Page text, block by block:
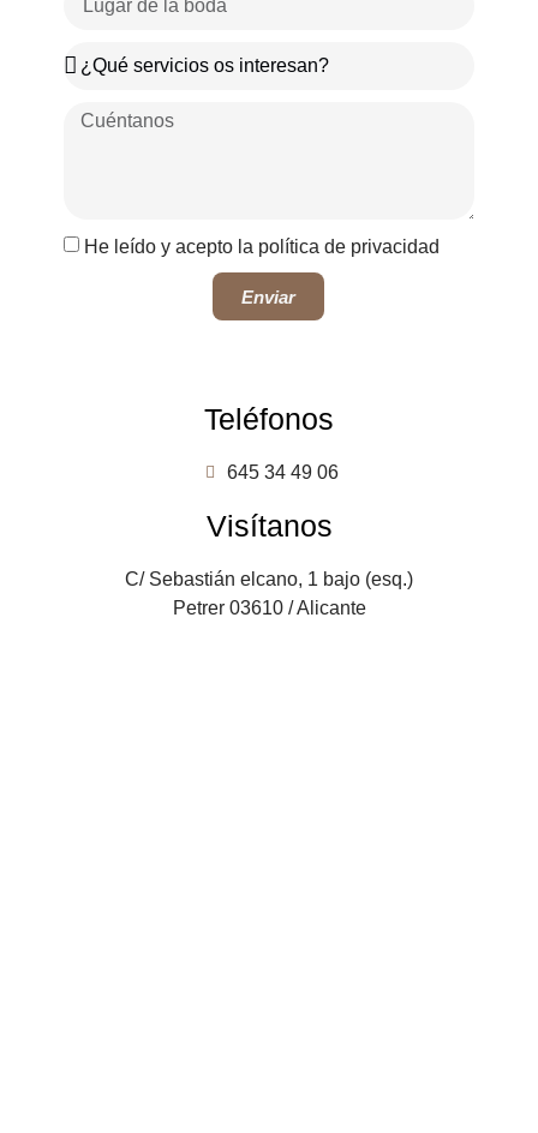
He leído y acepto la política de privacidad
Enviar
Teléfonos
645 34 49 06
Visítanos
C/ Sebastián elcano, 1 bajo (esq.)
Petrer 03610 / Alicante